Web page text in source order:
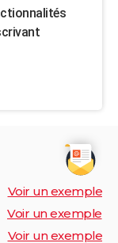
Voir un exemple
Voir un exemple
Voir un exemple